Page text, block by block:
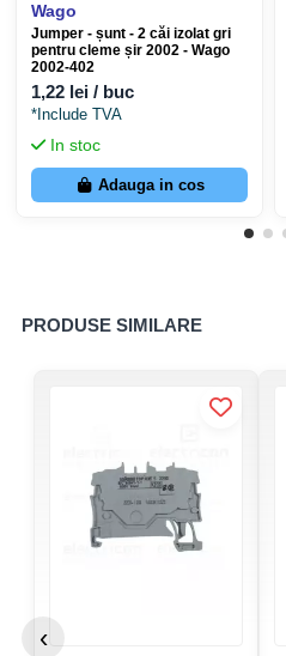
Secțiune transversală a
conductorului flexibil
Secțiune transversală a
conductorului, flexibilă [AWG]
culoare
Adâncime de la marginea șinei
Wago
Jumper - șunt - 2 căi izolat gri
pentru cleme șir 2002 - Wago
2002-402
1,22 lei / buc
*Include TVA
In stoc
Adauga in cos
PRODUSE SIMILARE
‹